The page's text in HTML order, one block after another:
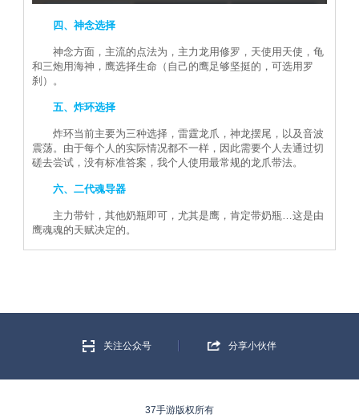
四、神念选择
神念方面，主流的点法为，主力龙用修罗，天使用天使，龟
和三炮用海神，鹰选择生命（自己的鹰足够坚挺的，可选用罗
刹）。
五、炸环选择
炸环当前主要为三种选择，雷霆龙爪，神龙摆尾，以及音波
震荡。由于每个人的实际情况都不一样，因此需要个人去通过切
磋去尝试，没有标准答案，我个人使用最常规的龙爪带法。
六、二代魂导器
主力带针，其他奶瓶即可，尤其是鹰，肯定带奶瓶…这是由
鹰魂魂的天赋决定的。
关注公众号 分享小伙伴
37手游版权所有